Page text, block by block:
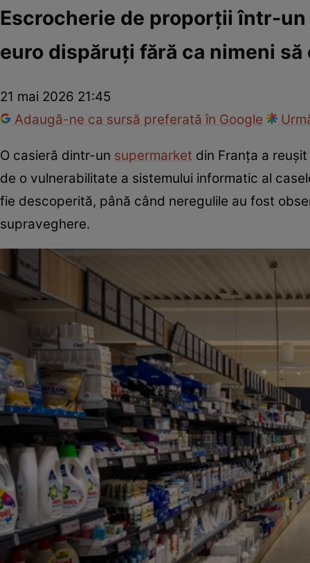
Escrocherie de proporții într-
euro dispăruți fără ca nimeni să
21 mai 2026 21:45
Adaugă-ne ca sursă preferată în Google
O casieră dintr-un supermarket din Franța a
de o vulnerabilitate a sistemului informatic al
fie descoperită, până când neregulile au fost
supraveghere.